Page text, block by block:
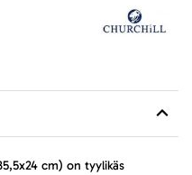
cm) on tyylikäs